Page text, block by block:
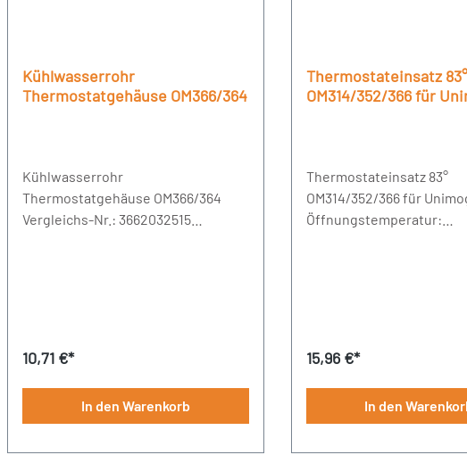
Kühlwasserrohr
Thermostatgehäuse OM366/364
Kühlwasserrohr
Thermostatgehäuse OM366/364
Vergleichs-Nr.: 3662032515
Regulärer Preis:
10,71 €*
In den Warenkorb
Thermostateinsatz 83°
OM314/352/366 für
Thermostateinsatz 83°
OM314/352/366 für
Öffnungstemperatur:
Regulärer Preis:
15,96 €*
In den